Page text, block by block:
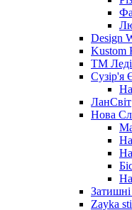
Design
Kustom
ТМ
Сузір'я
ЛанСвіт
Нова
Zayka